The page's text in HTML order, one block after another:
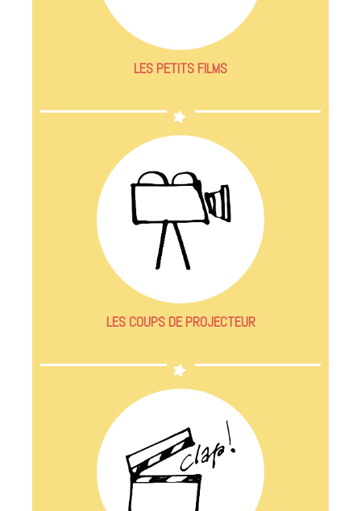
LES PETITS FILMS
LES COUPS DE PROJECTEUR